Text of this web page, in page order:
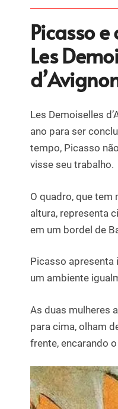
Picasso
Les
Les Demoiselles
ano para ser
tempo, Picasso
visse seu trabalho.
O quadro, que
altura, representa
em um bordel de
Picasso
um ambiente
As duas mulheres
para cima, olham
frente, encarando